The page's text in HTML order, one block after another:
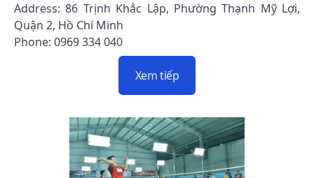
Address: 86 Trịnh Khắc Lập, Phường Thạnh Mỹ Lợi,
Quận 2, Hồ Chí Minh
Phone: 0969 334 040
Xem tiếp